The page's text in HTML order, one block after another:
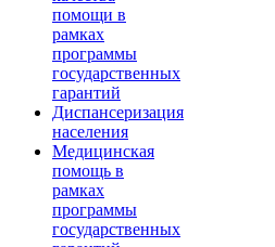
помощи в
рамках
программы
государственных
гарантий
Диспансеризация
населения
Медицинская
помощь в
рамках
программы
государственных